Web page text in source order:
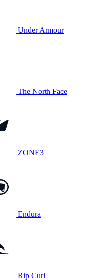
Under Armour
The North Face
ZONE3
Endura
Rip Curl